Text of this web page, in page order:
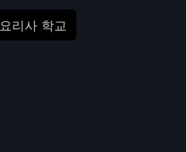
요리사 학교